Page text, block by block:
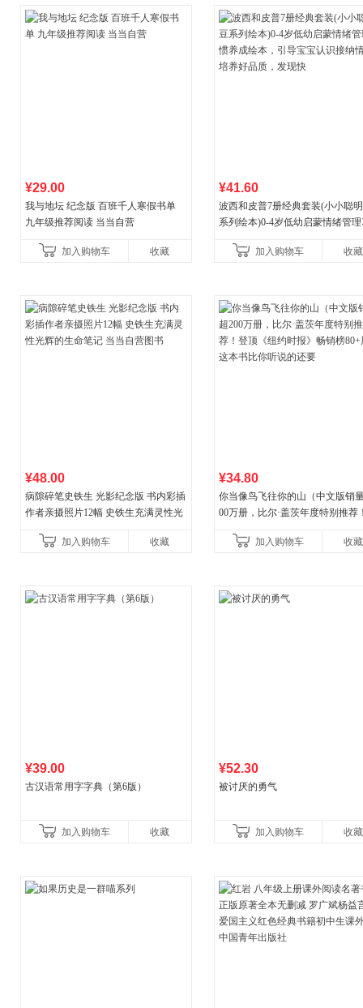
¥29.00
我与地坛 纪念版 百班千人寒假书单
九年级推荐阅读 当当自营
加入购物车 收藏
¥41.60
波西和皮普7册经典套装(小小聪
系列绘本)0-4岁低幼启蒙情绪管
养好品质，发现快
加入购物车 收藏
¥48.00
病隙碎笔史铁生 光影纪念版 书内彩插
作者亲摄照片12幅 史铁生充满灵性光
加入购物车
收藏
¥34.80
你当像鸟飞往你的山（中文版销
00万册，比尔·盖茨年度特别推荐
比你听说的还要
加入购物车 收藏
¥39.00
古汉语常用字字典（第6版）
加入购物车 收藏
¥52.30
被讨厌的勇气
加入购物车 收藏